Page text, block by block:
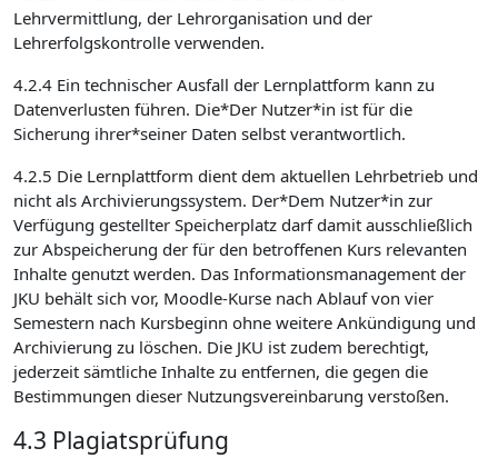
Lehrvermittlung, der Lehrorganisation und der
Lehrerfolgskontrolle verwenden.
4.2.4 Ein technischer Ausfall der Lernplattform kann zu
Datenverlusten führen. Die*Der Nutzer*in ist für die
Sicherung ihrer*seiner Daten selbst verantwortlich.
4.2.5 Die Lernplattform dient dem aktuellen Lehrbetrieb und
nicht als Archivierungssystem. Der*Dem Nutzer*in zur
Verfügung gestellter Speicherplatz darf damit ausschließlich
zur Abspeicherung der für den betroffenen Kurs relevanten
Inhalte genutzt werden. Das Informationsmanagement der
JKU behält sich vor, Moodle-Kurse nach Ablauf von vier
Semestern nach Kursbeginn ohne weitere Ankündigung und
Archivierung zu löschen. Die JKU ist zudem berechtigt,
jederzeit sämtliche Inhalte zu entfernen, die gegen die
Bestimmungen dieser Nutzungsvereinbarung verstoßen.
4.3 Plagiatsprüfung